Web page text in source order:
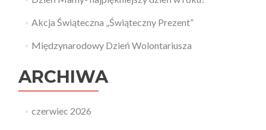
Akcja Świąteczna „Świąteczny Prezent”
Międzynarodowy Dzień Wolontariusza
ARCHIWA
czerwiec 2026